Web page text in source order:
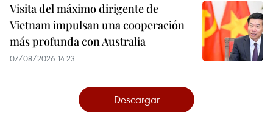
Visita del máximo dirigente de
Vietnam impulsan una cooperación
más profunda con Australia
07/08/2026 14:23
Descargar